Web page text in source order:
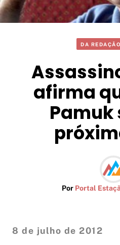
DA REDAÇÃO
afirma
Pamuk
Por Portal
8 de julho de 2012